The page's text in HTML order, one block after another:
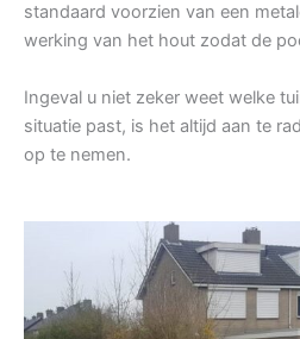
standaard voorzien van een
werking van het hout zodat de
Ingeval u niet zeker weet welke
situatie past, is het altijd aan te
op te nemen.